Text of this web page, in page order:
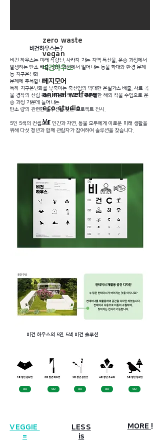
zero waste
vegan
비건하우스
베지모어
animal welfare
eco studio
Vr
비건하우스는?
비건 하우스는 미래 식량난, 사라져 가는 지역 특산물, 운송 과정에서
발생하는 탄소 배출, 생산 과정에서 일어나는 동물 학대와 환경 문제
등 지구온난화
문제에 주목합니다.
특히 지구온난화를 부축이는 축산업의 막대한 온실가스 배출, 사료 곡
물 경작의 산림 훼손, 비윤리적 도축, 무분별한 해외 작물 수입으로 운
송 과정 가운데 늘어나는
탄소 량의 관련한 솔루션을 찾는 프로젝트 전시.
​5인 5색의 컨셉으로 인간과 자연, 동물 모두에게 이로운 미래 생활을
위해 다섯 청년과 함께 관람자가 참여하여 솔루션을 찾습니다.
비건 하우스의 5인 5색 비건 솔루션
GO GO GO GO GO
​VEGGIE
=
LESS
is
MORE !